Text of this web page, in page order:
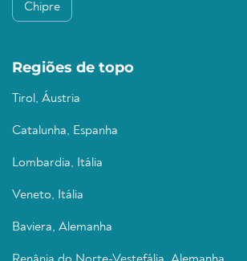
Chipre
Regiões de topo
Tirol, Áustria
Catalunha, Espanha
Lombardia, Itália
Veneto, Itália
Baviera, Alemanha